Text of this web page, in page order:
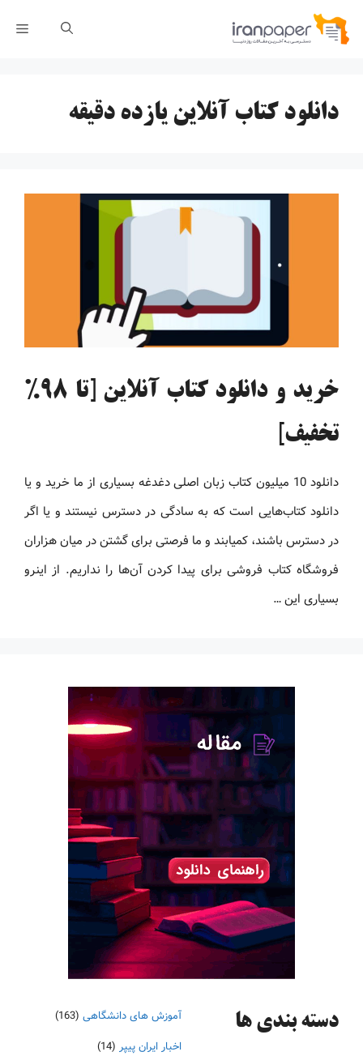
پرش
دانلود کتاب آنلاین یازده دقیقه
خرید و دانلود کتاب آنلاین [تا 98%
تخفیف]
دانلود 10 میلیون کتاب زبان اصلی دغدغه بسیاری از ما خرید و یا
دانلود کتاب‌هایی است که به سادگی در دسترس نیستند و یا اگر
در دسترس باشند، کمیابند و ما فرصتی برای گشتن در میان هزاران
فروشگاه کتاب فروشی برای پیدا کردن آن‌ها را نداریم. از اینرو
بسیاری این …
دسته‌ بندی ها آموزش های دانشگاهی (163)
اخبار ایران پیپر (14)